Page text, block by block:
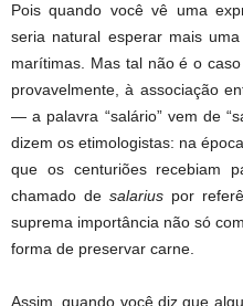
Pois quando você vê uma
seria natural esperar mais
marítimas. Mas tal não é o
provavelmente, à associação
— a palavra “salário” vem de
dizem os etimologistas: na
que os centuriões recebiam
chamado desalarius por
suprema importância não só
forma de preservar carne.
Assim, quando você diz que